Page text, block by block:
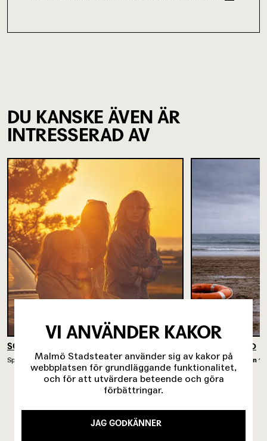
DU KANSKE ÄVEN ÄR
INTRESSERAD AV
SOMMARKVÄLLAR PÅ JORDEN
Spelades påIntiman 25/9 2026 - 11/11 2026
UNRECOGNIZED
Spelades påIntiman
VI ANVÄNDER KAKOR
Malmö Stadsteater använder sig av kakor på
webbplatsen för grundläggande funktionalitet,
och för att utvärdera beteende och göra
förbättringar.
JAG GODKÄNNER